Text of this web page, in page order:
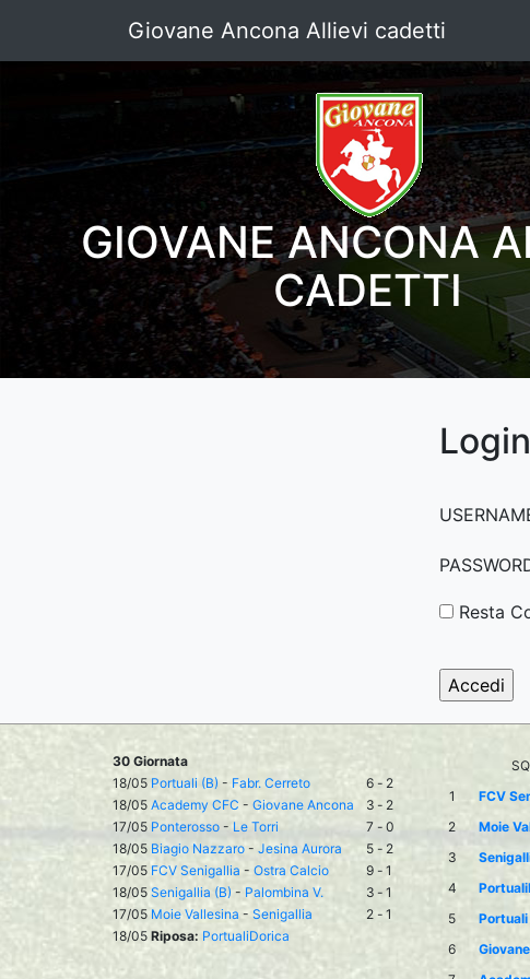
Giovane Ancona Allievi cadetti
GIOVANE ANCONA
CADETTI
Resta
30 Giornata
18/05 Portuali (B) - Fabr. Cerreto 6 - 2
18/05 Academy CFC - Giovane Ancona 3 - 2
17/05 Ponterosso - Le Torri 7 - 0
18/05 Biagio Nazzaro - Jesina Aurora 5 - 2
17/05 FCV Senigallia - Ostra Calcio 9 - 1
18/05 Senigallia (B) - Palombina V. 3 - 1
17/05 Moie Vallesina - Senigallia 2 - 1
18/05 Riposa: PortualiDorica
1
FCV
2
Moie
3
4
5
Portuali
6